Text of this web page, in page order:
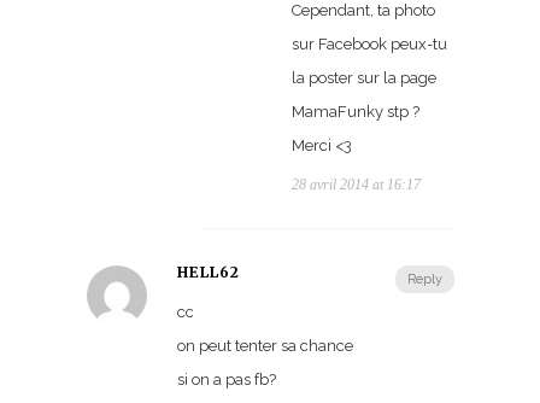
Cependant, ta photo
sur Facebook peux-tu
la poster sur la page
MamaFunky stp ?
Merci <3
28 avril 2014 at 16:17
Reply
HELL62
cc
on peut tenter sa chance
si on a pas fb?